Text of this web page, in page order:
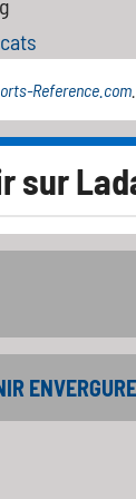
Reference.com
sur
ENVERGURE